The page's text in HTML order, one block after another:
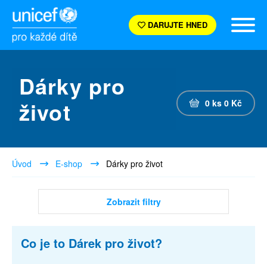
DARUJTE HNED
Dárky pro
život
0 ks 0 Kč
Úvod E-shop Dárky pro život
Zobrazit filtry
Co je to Dárek pro život?